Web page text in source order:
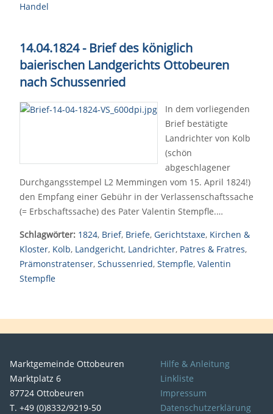
Handel
14.04.1824 - Brief des königlich
baierischen Landgerichts Ottobeuren
nach Schussenried
In dem vorliegenden
Brief bestätigte
Landrichter von Kolb
(schön
abgeschlagener
Durchgangsstempel L2 Memmingen vom 15. April 1824!)
den Empfang einer Gebühr in der Verlassenschaftssache
(= Erbschaftssache) des Pater Valentin Stempfle.…
Schlagwörter: 1824, Brief, Briefe, Gerichtstaxe, Kirchen &
Kloster, Kolb, Landgericht, Landrichter, Patres & Fratres,
Prämonstratenser, Schussenried, Stempfle, Valentin
Stempfle
Marktgemeinde Ottobeuren
Marktplatz 6
87724 Ottobeuren
T. +49 (0)8332/9219-50
Hilfe & Anleitung
Linkliste
Impressum
Datenschutzerklärung